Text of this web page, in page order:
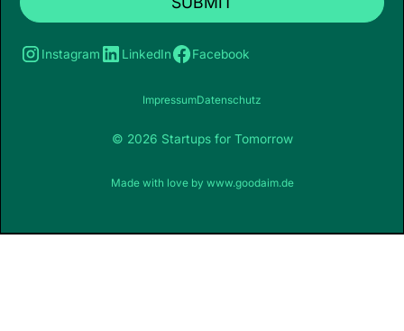
Instagram LinkedIn Facebook
© 2026 Startups for Tomorrow
ImpressumDatenschutz
Made with love by www.goodaim.de